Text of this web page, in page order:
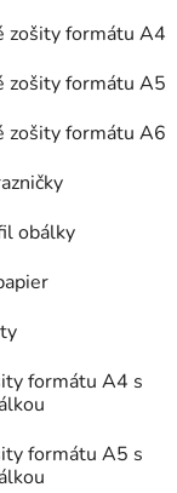
zošity formátu A4
zošity formátu A5
zošity formátu A6
obálky
formátu A4 s
formátu A5 s